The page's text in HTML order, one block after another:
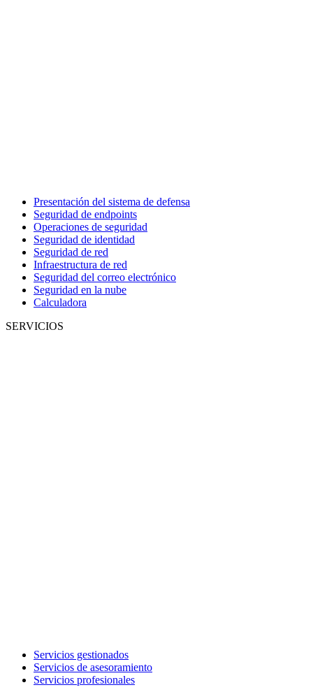
Presentación del sistema de defensa
Seguridad de endpoints
Operaciones de seguridad
Seguridad de identidad
Seguridad de red
Infraestructura de red
Seguridad del correo electrónico
Seguridad en la nube
Calculadora
SERVICIOS
Servicios gestionados
Servicios de asesoramiento
Servicios profesionales